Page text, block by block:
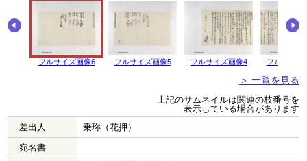
フルサイズ画像6 フルサイズ画像5 フルサイズ画像4 フルサイズ
＞ 一覧を見る
上記のサムネイルは関連の枝番号を
表示している場合があります
差出人
乗珎（花押）
宛名書